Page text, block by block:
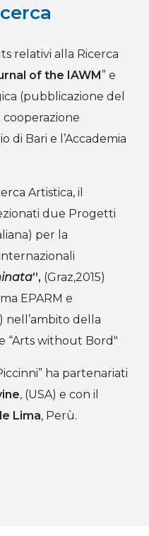
relativi alla Ricerca
of the IAWM” e
(pubblicazione del
cooperazione
di Bari e l’Accademia
Artistica, il
due Progetti
per la
”, (Graz,2015)
EPARM e
nell’ambito della
“Arts without Bord"
ha partenariati
, (USA) e con il
Lima, Perù.